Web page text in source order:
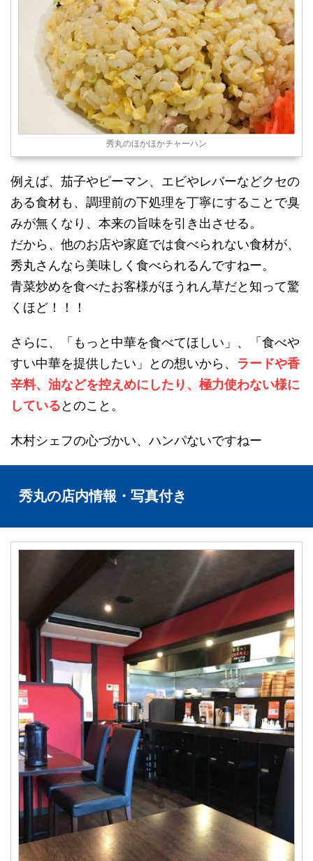
秀丸のほかほかチャーハン
例えば、茄子やピーマン、エビやレバーなどクセの
ある食材も、調理前の下処理を丁寧にすることで臭
みが無くなり、本来の旨味を引き出させる。
だから、他のお店や家庭では食べられない食材が、
秀丸さんなら美味しく食べられるんですねー。
青菜炒めを食べたお客様がほうれん草だと知って驚
くほど！！！
さらに、「もっと中華を食べてほしい」、「食べや
すい中華を提供したい」との想いから、 ラードや香
辛料、油などを控えめにしたり、極力使わない様に
しているとのこと。
木村シェフの心づかい、ハンパないですねー
秀丸の店内情報・写真付き